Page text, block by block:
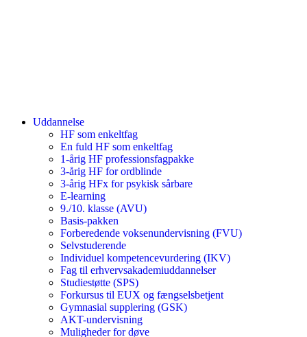
Uddannelse
HF som enkeltfag
En fuld HF som enkeltfag
1-årig HF professionsfagpakke
3-årig HF for ordblinde
3-årig HFx for psykisk sårbare
E-learning
9./10. klasse (AVU)
Basis-pakken
Forberedende voksenundervisning (FVU)
Selvstuderende
Individuel kompetencevurdering (IKV)
Fag til erhvervsakademiuddannelser
Studiestøtte (SPS)
Forkursus til EUX og fængselsbetjent
Gymnasial supplering (GSK)
AKT-undervisning
Muligheder for døve